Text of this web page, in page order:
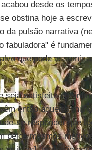
desde os
obstina hoje a
da pulsão narrativa
fabuladora" é
que pode assumir
seja satisfeita por
então aqueles
se responder que
pelos mesmos